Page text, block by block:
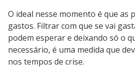
O ideal nesse momento é que as
gastos. Filtrar com que se vai
podem esperar e deixando só o
necessário, é uma medida que
nos tempos de crise.